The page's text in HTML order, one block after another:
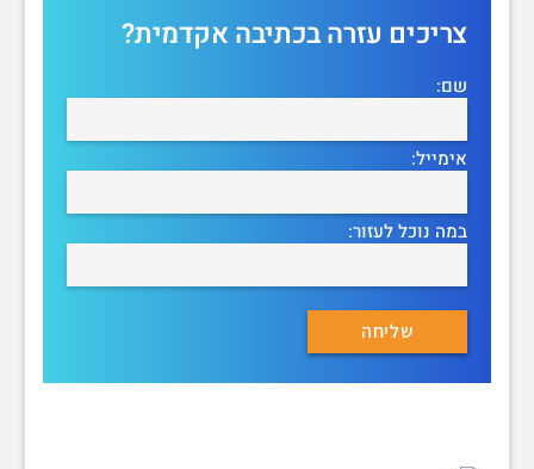
צריכים עזרה בכתיבה אקדמית?
שם:
אימייל:
במה נוכל לעזור: